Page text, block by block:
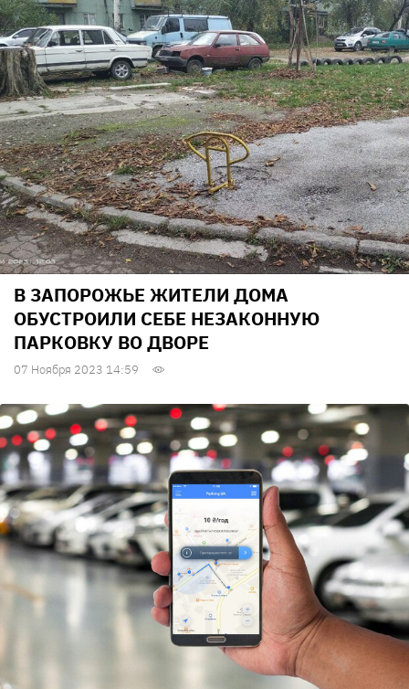
В ЗАПОРОЖЬЕ ЖИТЕЛИ ДОМА
ОБУСТРОИЛИ СЕБЕ НЕЗАКОННУЮ
ПАРКОВКУ ВО ДВОРЕ
07 Ноября 2023 14:59